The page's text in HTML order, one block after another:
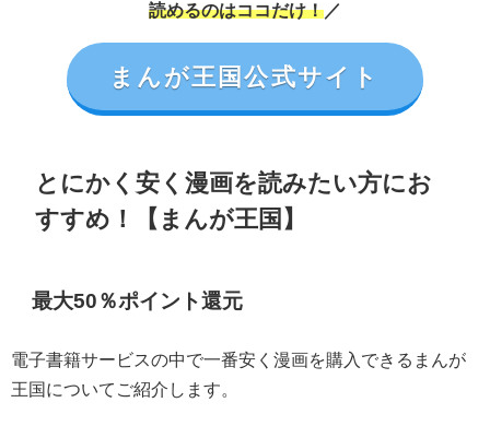
読めるのはココだけ！／
まんが王国公式サイト
とにかく安く漫画を読みたい方にお
すすめ！【まんが王国】
最大50％ポイント還元
電子書籍サービスの中で一番安く漫画を購入できるまんが
王国についてご紹介します。